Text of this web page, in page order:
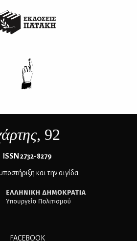
, 92
ΙSSN 2732-8279
και την αιγίδα
FACEBOOK